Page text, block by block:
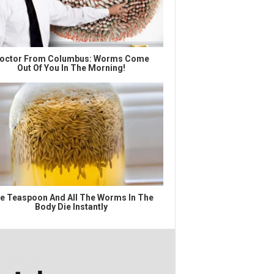
From Columbus: Worms Come
Out Of You In The Morning!
Teaspoon And All The Worms In The
Body Die Instantly